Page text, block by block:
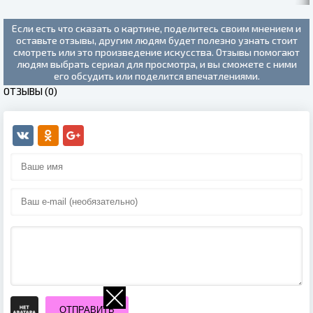
Если есть что сказать о картине, поделитесь своим мнением и
оставьте отзывы, другим людям будет полезно узнать стоит
смотреть или это произведение искусства. Отзывы помогают
людям выбрать сериал для просмотра, и вы сможете с ними
его обсудить или поделится впечатлениями.
ОТЗЫВЫ (0)
ОТПРАВИТЬ